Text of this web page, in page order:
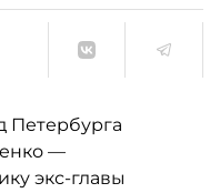
Петербурга
—
экс-главы